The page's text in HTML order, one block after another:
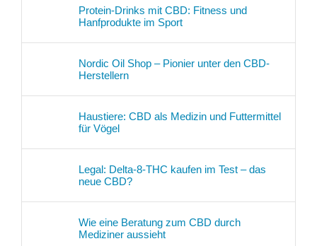
Protein-Drinks mit CBD: Fitness und
Hanfprodukte im Sport
Nordic Oil Shop – Pionier unter den CBD-
Herstellern
Haustiere: CBD als Medizin und Futtermittel
für Vögel
Legal: Delta-8-THC kaufen im Test – das
neue CBD?
Wie eine Beratung zum CBD durch
Mediziner aussieht